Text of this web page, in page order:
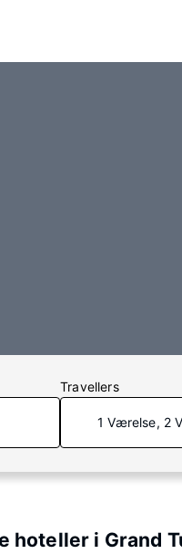
Travellers
1 Værelse, 2
hoteller i Grand